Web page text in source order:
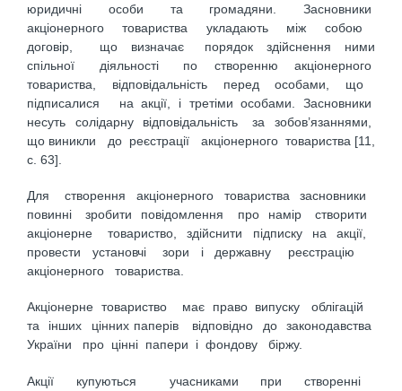
юридичні особи та громадяни. Засновники
акціонерного товариства укладають між собою
договір, що визначає порядок здійснення ними
спільної діяльності по створенню акціонерного
товариства, відповідальність перед особами, що
підписалися на акції, і третіми особами. Засновники
несуть солідарну відповідальність за зобов’язаннями,
що виникли до реєстрації акціонерного товариства [11,
с. 63].
Для створення акціонерного товариства засновники
повинні зробити повідомлення про намір створити
акціонерне товариство, здійснити підписку на акції,
провести установчі зори і державну реєстрацію
акціонерного товариства.
Акціонерне товариство має право випуску облігацій
та інших цінних паперів відповідно до законодавства
України про цінні папери і фондову біржу.
Акції купуються учасниками при створенні